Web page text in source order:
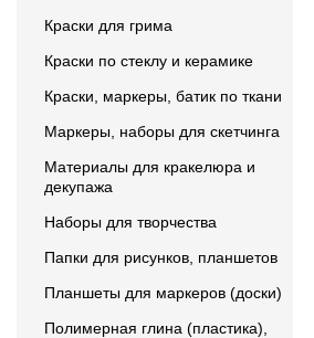
Краски для грима
Краски по стеклу и керамике
Краски, маркеры, батик по ткани
Маркеры, наборы для скетчинга
Материалы для кракелюра и
декупажа
Наборы для творчества
Папки для рисунков, планшетов
Планшеты для маркеров (доски)
Полимерная глина (пластика),